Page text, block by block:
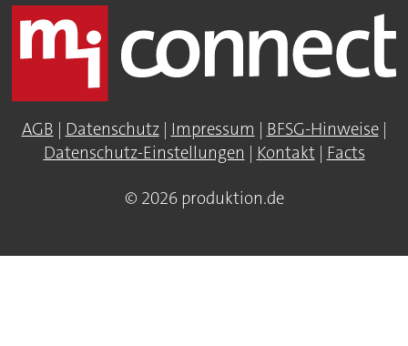
AGB Datenschutz| Impressum BFSG-Hinweise|
Datenschutz-Einstellungen
Kontakt| Facts
© 2026 produktion.de